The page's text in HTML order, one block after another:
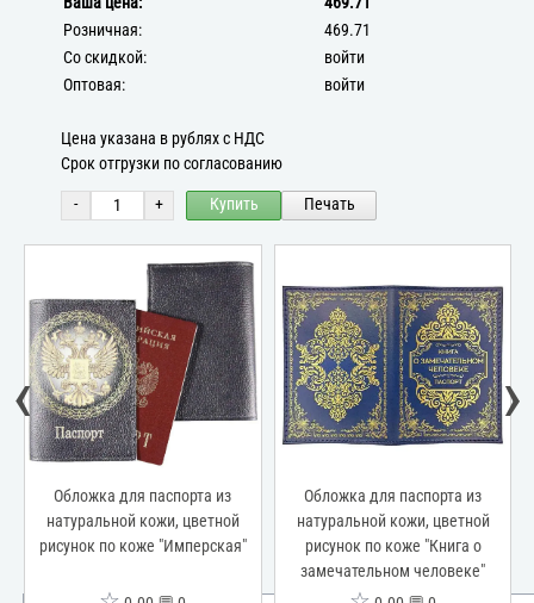
Розничная:
469.71
Со скидкой:
войти
Оптовая:
войти
Цена указана в рублях с НДС
Срок отгрузки по согласованию
- + Купить Печать
Обложка для паспорта из
натуральной кожи, цветной
рисунок по коже "Имперская"
Обложка для паспорта из
натуральной кожи, цветной
рисунок по коже "Книга о
замечательном человеке"
‹ ›